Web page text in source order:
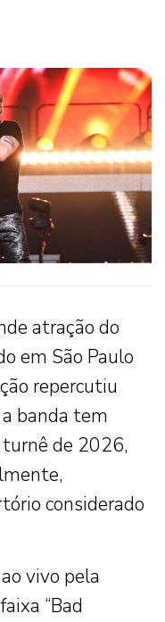
atração do
em São Paulo
repercutiu
banda tem
de 2026,
considerado
ao vivo pela
“Bad